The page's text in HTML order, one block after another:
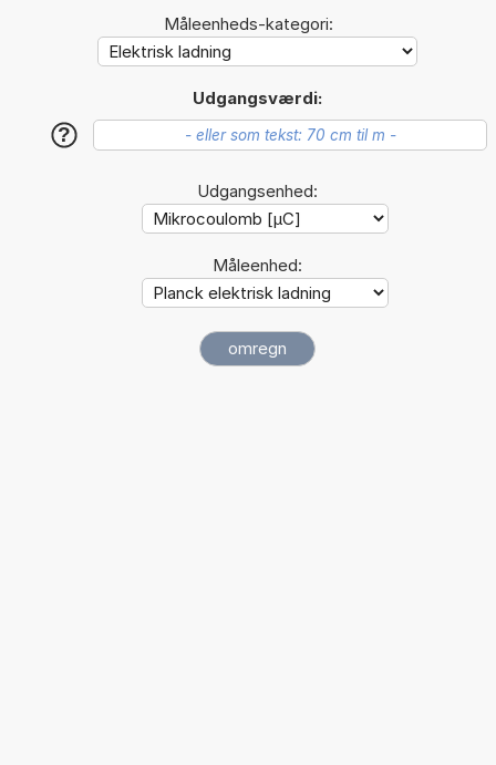
Måleenheds-kategori:
Udgangsværdi:
?
Udgangsenhed:
Måleenhed: